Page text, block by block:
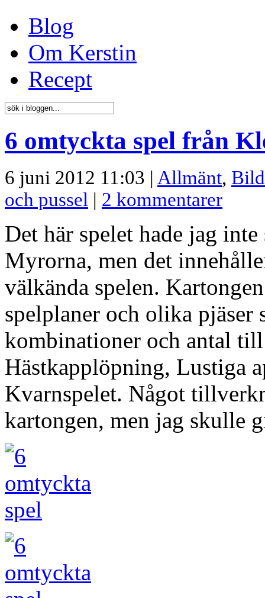
Blog
Om Kerstin
Recept
6 omtyckta spel från
6 juni 2012 11:03 | Allmänt,
och pussel | 2 kommentarer
Det här spelet hade jag
Myrorna, men det
välkända spelen.
spelplaner och olika pjäser
kombinationer och antal
Hästkapplöpning, Lustiga
Kvarnspelet. Något
kartongen, men jag skulle